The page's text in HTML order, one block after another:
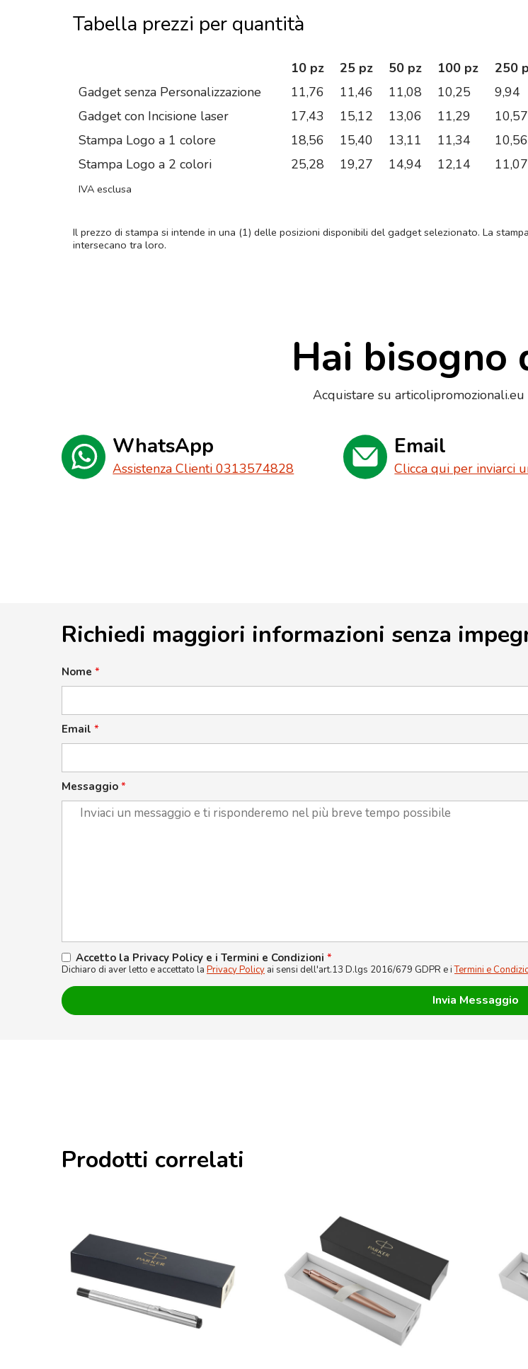
Tabella prezzi per quantità
10 pz 25 pz 50 pz 100 pz 250
Gadget senza Personalizzazione
11,76 11,46 11,08 10,25 9,94
Gadget con Incisione laser
17,43 15,12 13,06 11,29 10,57
Stampa Logo a 1 colore
18,56 15,40 13,11 11,34 10,56
Stampa Logo a 2 colori
25,28 19,27 14,94 12,14 11,07
IVA esclusa
Il prezzo di stampa si intende in una (1) delle posizioni disponibili del gadget selezionato. La
intersecano tra loro.
Hai bisogno
Acquistare su
WhatsApp
Assistenza Clienti 0313574828
Email
Clicca qui per inviarci
Richiedi maggiori informazioni senza
Nome *
Email *
Messaggio *
Accetto la Privacy Policy e i Termini e Condizioni *
Dichiaro di aver letto e accettato la Privacy Policy ai sensi dell'art.13 D.lgs 2016/679 GDPR e iTermini e
Prodotti correlati